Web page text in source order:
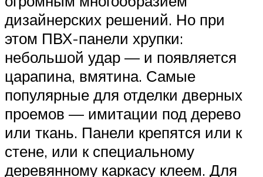
дизайнерских решений. Но при
этом ПВХ-панели хрупки:
небольшой удар — и появляется
царапина, вмятина. Самые
популярные для отделки дверных
проемов — имитации под дерево
или ткань. Панели крепятся или к
стене, или к специальному
деревянному каркасу клеем. Для